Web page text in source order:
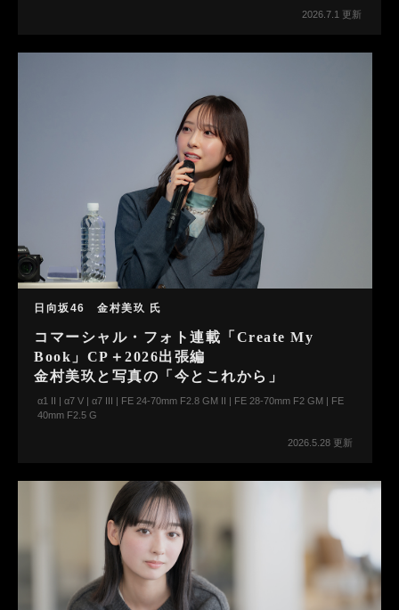
2026.7.1 更新
日向坂46 金村美玖 氏
コマーシャル・フォト連載「Create My
Book」CP＋2026出張編
金村美玖と写真の「今とこれから」
α1 II | α7 V | α7 III | FE 24-70mm F2.8 GM II | FE 28-70mm F2 GM | FE
40mm F2.5 G
2026.5.28 更新